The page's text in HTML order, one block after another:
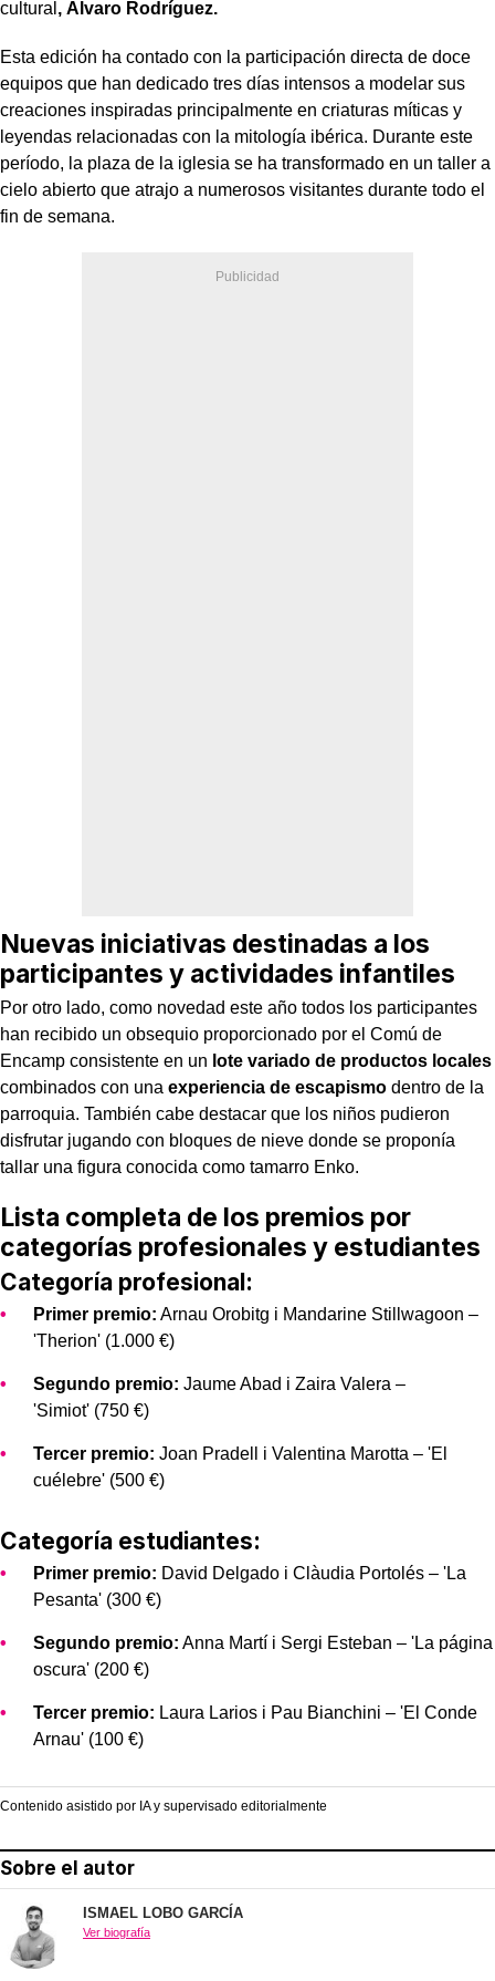
cultural , Álvaro Rodríguez.
Esta edición ha contado con la participación directa de doce
equipos que han dedicado tres días intensos a modelar sus
creaciones inspiradas principalmente en criaturas míticas y
leyendas relacionadas con la mitología ibérica. Durante este
período, la plaza de la iglesia se ha transformado en un taller a
cielo abierto que atrajo a numerosos visitantes durante todo el
fin de semana.
Nuevas iniciativas destinadas a los
participantes y actividades infantiles
Por otro lado, como novedad este año todos los participantes
han recibido un obsequio proporcionado por el Comú de
Encamp consistente en un lote variado de productos locales
combinados con una experiencia de escapismo dentro de la
parroquia. También cabe destacar que los niños pudieron
disfrutar jugando con bloques de nieve donde se proponía
tallar una figura conocida como tamarro Enko.
Lista completa de los premios por
categorías profesionales y estudiantes
Categoría profesional:
Primer premio: Arnau Orobitg i Mandarine Stillwagoon –
'Therion' (1.000 €)
Segundo premio: Jaume Abad i Zaira Valera –
'Simiot' (750 €)
Tercer premio: Joan Pradell i Valentina Marotta – 'El
cuélebre' (500 €)
Categoría estudiantes:
Primer premio: David Delgado i Clàudia Portolés – 'La
Pesanta' (300 €)
Segundo premio: Anna Martí i Sergi Esteban – 'La página
oscura' (200 €)
Tercer premio: Laura Larios i Pau Bianchini – 'El Conde
Arnau' (100 €)
Contenido asistido por IA y supervisado editorialmente
Sobre el autor
ISMAEL LOBO GARCÍA
Ver biografía